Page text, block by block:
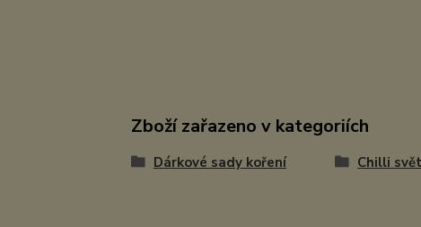
Zboží zařazeno v kategoriích
Dárkové sady koření Chilli